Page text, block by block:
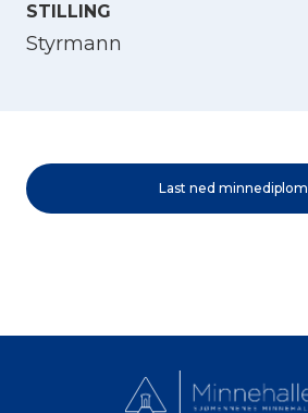
STILLING
Styrmann
Last ned minnediplom
Norsk bokmål